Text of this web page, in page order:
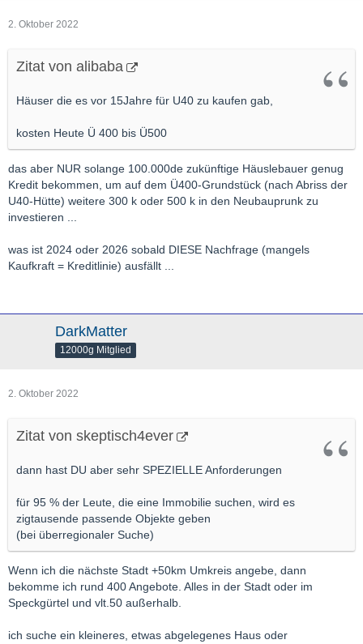
2. Oktober 2022
Zitat von alibaba
Häuser die es vor 15Jahre für U40 zu kaufen gab,
kosten Heute Ü 400 bis Ü500
das aber NUR solange 100.000de zukünftige Häuslebauer genug
Kredit bekommen, um auf dem Ü400-Grundstück (nach Abriss der
U40-Hütte) weitere 300 k oder 500 k in den Neubauprunk zu
investieren ...
was ist 2024 oder 2026 sobald DIESE Nachfrage (mangels
Kaufkraft = Kreditlinie) ausfällt ...
DarkMatter
12000g Mitglied
2. Oktober 2022
Zitat von skeptisch4ever
dann hast DU aber sehr SPEZIELLE Anforderungen
für 95 % der Leute, die eine Immobilie suchen, wird es
zigtausende passende Objekte geben
(bei überregionaler Suche)
Wenn ich die nächste Stadt +50km Umkreis angebe, dann
bekomme ich rund 400 Angebote. Alles in der Stadt oder im
Speckgürtel und vlt.50 außerhalb.
ich suche ein kleineres, etwas abgelegenes Haus oder